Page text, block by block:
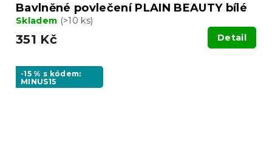
Bavlněné povlečení PLAIN BEAUTY bílé
Skladem (>10 ks)
351 Kč Detail
-15 % s kódem:
MINUS15